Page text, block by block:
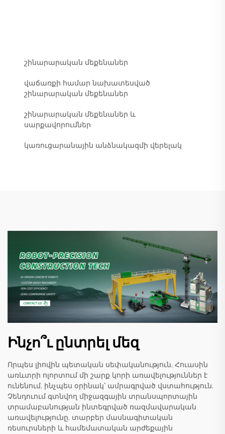
շինարարական մեքենաներ
վաճառքի համար նախատեսված
շինարարական մեքենաներ
շինարարական մեքենաներ և
սարքավորումներ
կառուցարանային անձնակազմի վերելակ
Ինչո՞ւ ընտրել մեզ
Որպես լիովին պետական սեփականություն, Հուասին
առևտրի ոլորտում մի շարք կորի առավելություններ է
ունենում, ինչպես օրինակ՝ ամրագրված վստահություն,
Չենդուում գտնվող միջազգային տրանսպորտային
տրամաբանության ինտեգրված ռազմավարական
առավելությունը, տարբեր մասնագիտական
ռեսուրսների և համեմատական արժեքային